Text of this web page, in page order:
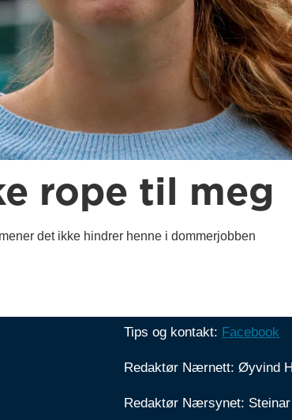
rope til meg
det ikke hindrer henne i dommerjobben
Tips og kontakt: Facebook
Redaktør Nærnett: Øyvind
Redaktør Nærsynet: